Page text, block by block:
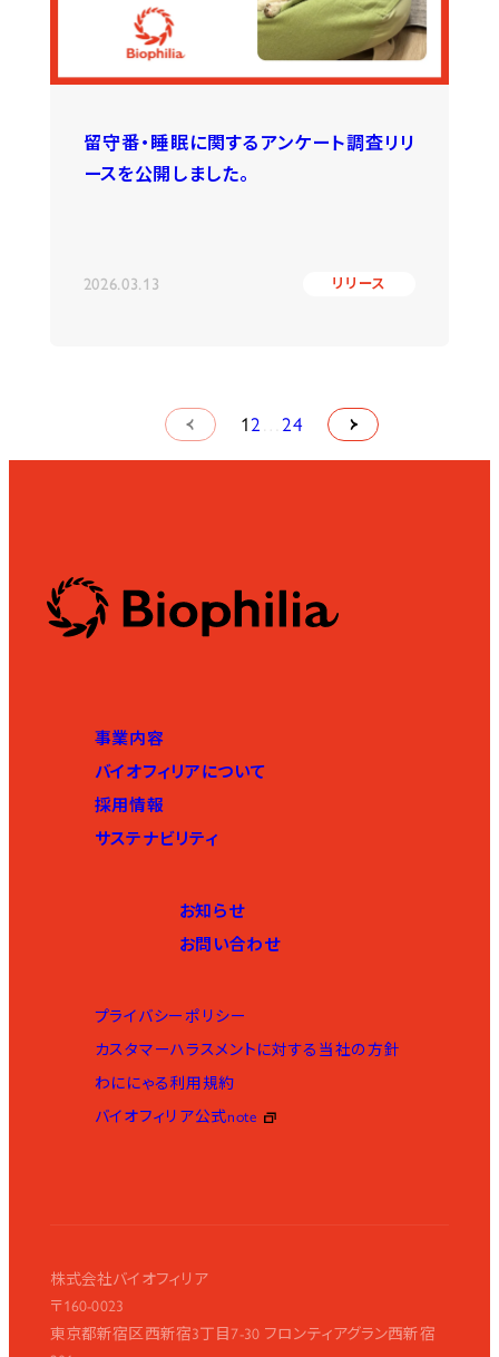
留守番・睡眠に関するアンケート調査リリ
ースを公開しました。
2026.03.13 リリース
1 2 … 24
事業内容
バイオフィリアについて
採用情報
サステナビリティ
お知らせ
お問い合わせ
プライバシーポリシー
カスタマーハラスメントに対する当社の方針
わににゃる利用規約
バイオフィリア公式note
株式会社バイオフィリア
〒160-0023
東京都新宿区西新宿3丁目7-30 フロンティアグラン西新宿